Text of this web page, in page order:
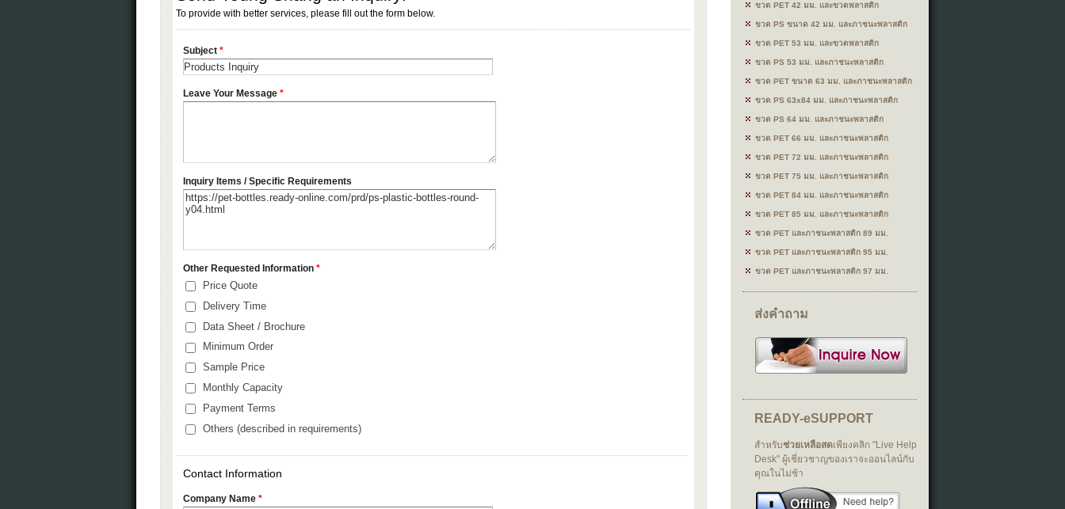
ขวด PET 42 มม. และขวดพลาสติก
ขวด PS ขนาด 42 มม. และภาชนะพลาสติก
ขวด PET 53 มม. และขวดพลาสติก
ขวด PS 53 มม. และภาชนะพลาสติก
ขวด PET ขนาด 63 มม. และภาชนะพลาสติก
ขวด PS 63x84 มม. และภาชนะพลาสติก
ขวด PS 64 มม. และภาชนะพลาสติก
ขวด PET 66 มม. และภาชนะพลาสติก
ขวด PET 72 มม. และภาชนะพลาสติก
ขวด PET 75 มม. และภาชนะพลาสติก
ขวด PET 84 มม. และภาชนะพลาสติก
ขวด PET 85 มม. และภาชนะพลาสติก
ขวด PET และภาชนะพลาสติก 89 มม.
ขวด PET และภาชนะพลาสติก 95 มม.
ขวด PET และภาชนะพลาสติก 97 มม.
ส่งคำถาม
READY-eSUPPORT
สำหรับช่วยเหลือสดเพียงคลิก "Live Help
Desk" ผู้เชี่ยวชาญของเราจะออนไลน์กับ
คุณในไม่ช้า